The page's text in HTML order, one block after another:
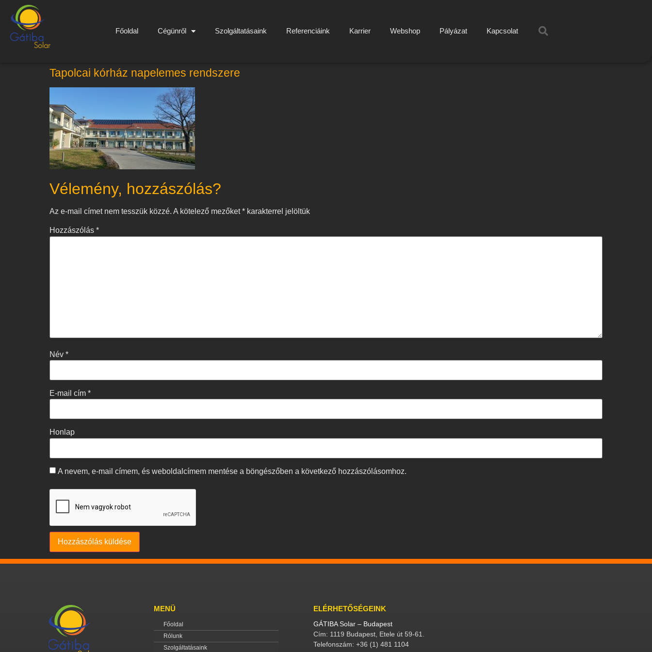
Főoldal Cégünről Szolgáltatásaink Referenciáink Karrier Webshop Pályázat Kapcsolat
Tapolcai kórház napelemes rendszere
Vélemény, hozzászólás?
Az e-mail címet nem tesszük közzé. A kötelező mezőket* karakterrel jelöltük
Hozzászólás *
Név *
E-mail cím *
Honlap
A nevem, e-mail címem, és weboldalcímem mentése a böngészőben a következő hozzászólásomhoz.
MENÜ
Főoldal
Rólunk
Szolgáltatásaink
ELÉRHETŐSÉGEINK
GÁTIBA Solar – Budapest
Cím: 1119 Budapest, Etele út 59-61.
Telefonszám: +36 (1) 481 1104